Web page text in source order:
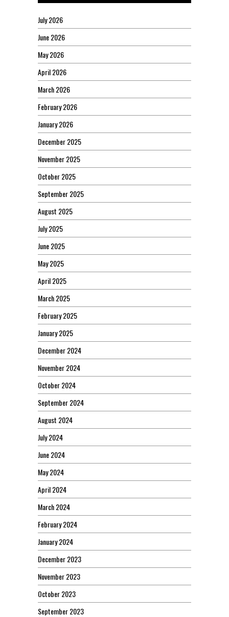
July 2026
June 2026
May 2026
April 2026
March 2026
February 2026
January 2026
December 2025
November 2025
October 2025
September 2025
August 2025
July 2025
June 2025
May 2025
April 2025
March 2025
February 2025
January 2025
December 2024
November 2024
October 2024
September 2024
August 2024
July 2024
June 2024
May 2024
April 2024
March 2024
February 2024
January 2024
December 2023
November 2023
October 2023
September 2023